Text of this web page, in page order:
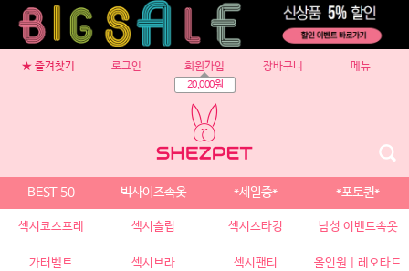
★ 즐겨찾기 로그인 회원가입
20,000원
장바구니 메뉴
BEST 50 빅사이즈속옷 *세일중* *포토퀸*
섹시코스프레 섹시슬립 섹시스타킹 남성 이벤트속옷
가터벨트 섹시브라 섹시팬티 올인원 | 레오타드